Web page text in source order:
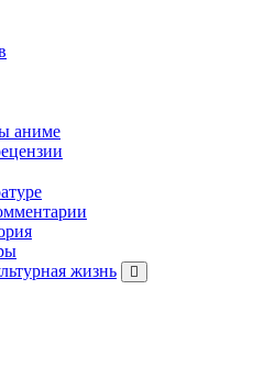
аниме
жизнь